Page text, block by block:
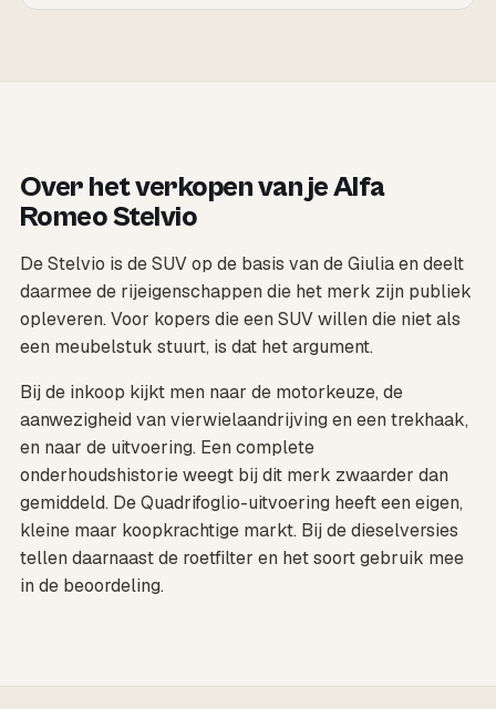
Over het verkopen van je Alfa
Romeo Stelvio
De Stelvio is de SUV op de basis van de Giulia en deelt
daarmee de rijeigenschappen die het merk zijn publiek
opleveren. Voor kopers die een SUV willen die niet als
een meubelstuk stuurt, is dat het argument.
Bij de inkoop kijkt men naar de motorkeuze, de
aanwezigheid van vierwielaandrijving en een trekhaak,
en naar de uitvoering. Een complete
onderhoudshistorie weegt bij dit merk zwaarder dan
gemiddeld. De Quadrifoglio-uitvoering heeft een eigen,
kleine maar koopkrachtige markt. Bij de dieselversies
tellen daarnaast de roetfilter en het soort gebruik mee
in de beoordeling.